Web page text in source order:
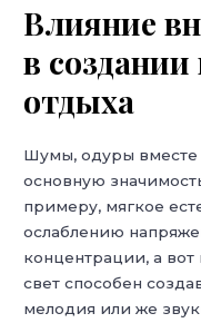
Влияние
в
отдыха
Шумы, одуры вместе
основную
примеру, мягкое
ослаблению
концентрации, а
свет способен
мелодия или же